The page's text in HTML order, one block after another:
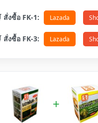
สั่งซื้อ FK-1: Lazada
สั่งซื้อ FK-3: Lazada
+